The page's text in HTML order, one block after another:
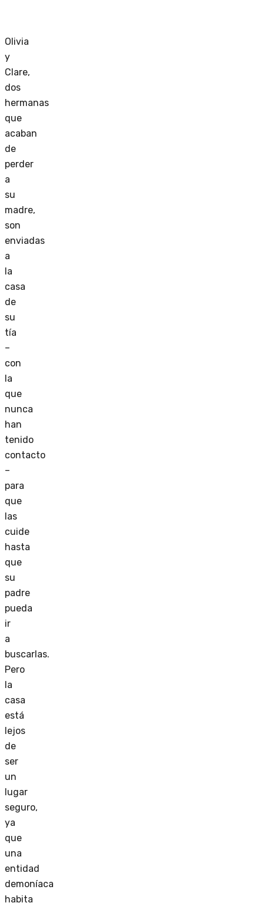
Olivia
y
Clare,
dos
hermanas
que
acaban
de
perder
a
su
madre,
son
enviadas
a
la
casa
de
su
tía
–
con
la
que
nunca
han
tenido
contacto
–
para
que
las
cuide
hasta
que
su
padre
pueda
ir
a
buscarlas.
Pero
la
casa
está
lejos
de
ser
un
lugar
seguro,
ya
que
una
entidad
demoníaca
habita